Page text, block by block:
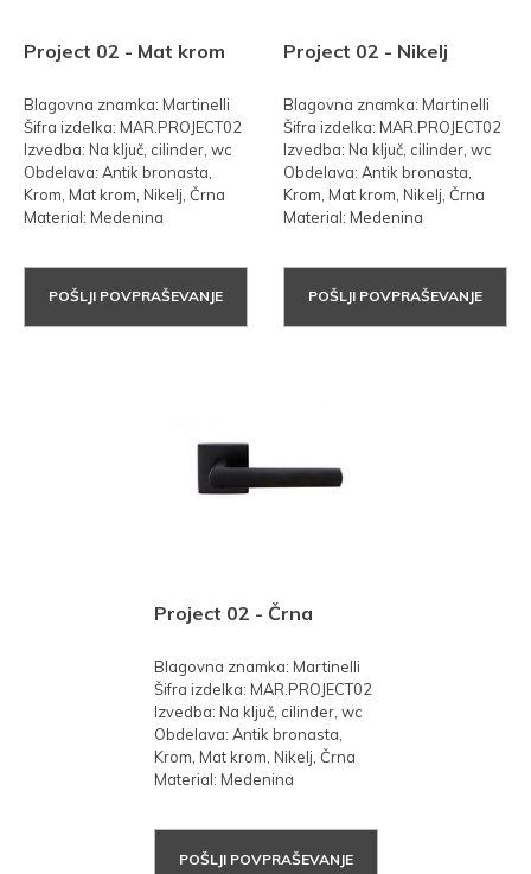
Project 02 - Mat krom
Blagovna znamka: Martinelli
Šifra izdelka: MAR.PROJECT02
Izvedba: Na ključ, cilinder, wc
Obdelava: Antik bronasta,
Krom, Mat krom, Nikelj, Črna
Material: Medenina
POŠLJI POVPRAŠEVANJE
Project 02 - Nikelj
Blagovna znamka: Martinelli
Šifra izdelka: MAR.PROJECT02
Izvedba: Na ključ, cilinder, wc
Obdelava: Antik bronasta,
Krom, Mat krom, Nikelj, Črna
Material: Medenina
POŠLJI POVPRAŠEVANJE
Project 02 - Črna
Blagovna znamka: Martinelli
Šifra izdelka: MAR.PROJECT02
Izvedba: Na ključ, cilinder, wc
Obdelava: Antik bronasta,
Krom, Mat krom, Nikelj, Črna
Material: Medenina
POŠLJI POVPRAŠEVANJE